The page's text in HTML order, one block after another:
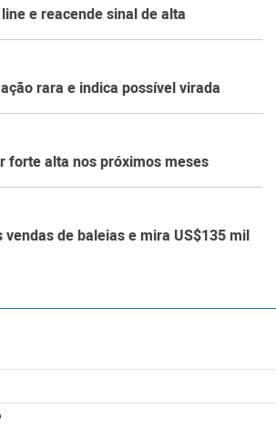
e reacende sinal de alta
rara e indica possível virada
forte alta nos próximos meses
vendas de baleias e mira US$135 mil